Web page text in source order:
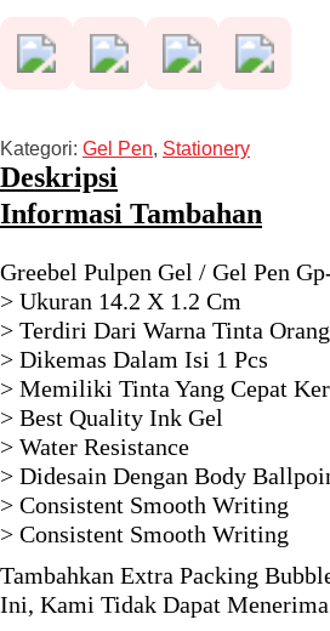
Kategori: Gel Pen, Stationery
Deskripsi
Informasi Tambahan
Greebel Pulpen Gel / Gel Pen
> Ukuran 14.2 X 1.2 Cm
> Terdiri Dari Warna Tinta
> Dikemas Dalam Isi 1 Pcs
> Memiliki Tinta Yang Cepat
> Best Quality Ink Gel
> Water Resistance
> Didesain Dengan Body
> Consistent Smooth Writing
> Consistent Smooth Writing
Tambahkan Extra Packing
Ini, Kami Tidak Dapat